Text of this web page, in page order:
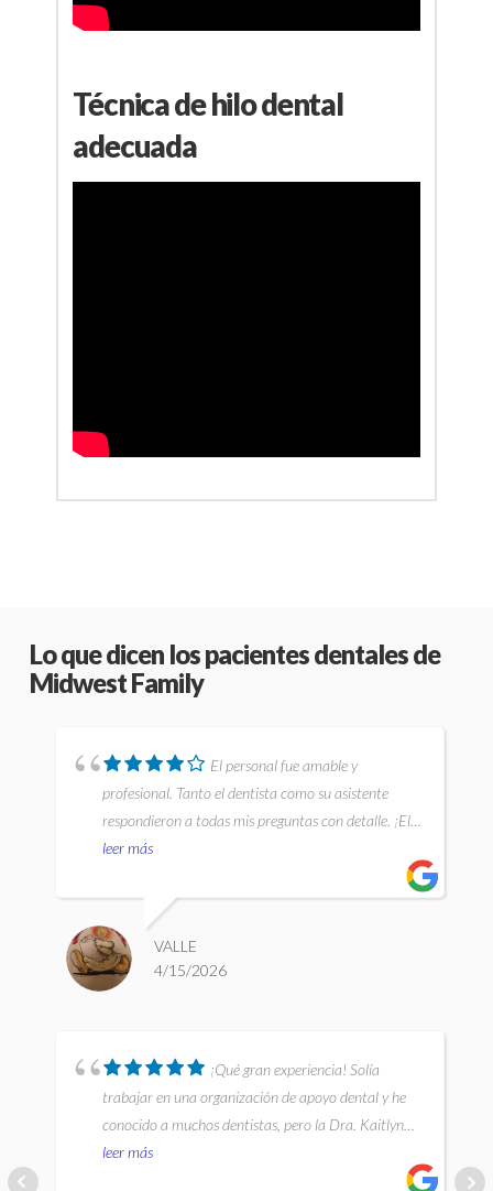
Técnica de hilo dental
adecuada
Lo que dicen los pacientes dentales de
Midwest Family
El personal fue amable y
profesional. Tanto el dentista como su asistente
respondieron a todas mis preguntas con detalle. ¡El
servicio fue excelente!
leer más
VALLE
4/15/2026
¡Qué gran experiencia! Solía
trabajar en una organización de apoyo dental y he
conocido a muchos dentistas, pero la Dra. Kaitlyn
fue INCREÍBLE. Amable, delicada y me explicó todo
leer más